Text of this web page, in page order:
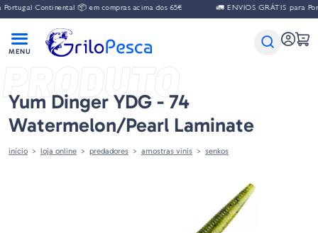
Continental 📦 em compras acima dos 65€ 🚛 ENVIOS GRÁTIS para
PRODUTO
Yum Dinger YDG - 74
Watermelon/Pearl Laminate
início loja online predadores amostras vinis senkos